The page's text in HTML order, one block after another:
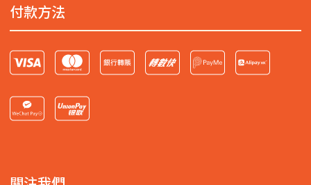
付款方法